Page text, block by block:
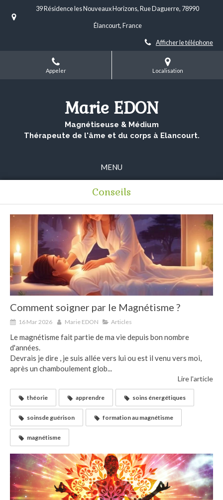
39 Résidence les Nouveaux Horizons, Rue Daguerre, 78990
Élancourt, France
Afficher le téléphone
Appeler Localisation
Marie EDON
Magnétiseuse & Médium
Thérapeute de l'âme et du corps à Elancourt.
MENU
Conseils
Comment soigner par le Magnétisme ?
16 Mar 2026 Marie EDON Articles
Le magnétisme fait partie de ma vie depuis bon nombre
d'années.
Devrais je dire , je suis allée vers lui ou est il venu vers moi,
après un chamboulement glob...
Lire l'article
théorie apprendre soins énergétiques
soinsde guérison formation au magnétisme
magnétisme